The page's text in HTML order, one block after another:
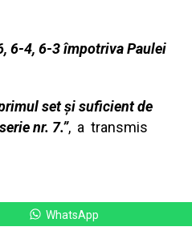
6-4, 6-3 împotriva Paulei
set și suficient de
nr. 7.”, a transmis
WhatsApp